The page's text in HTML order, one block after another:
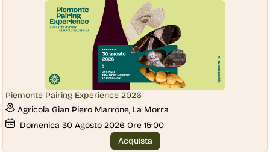
Piemonte Pairing Experience 2026
Agricola Gian Piero Marrone, La Morra
Domenica 30 Agosto 2026 Ore 15:00
Acquista